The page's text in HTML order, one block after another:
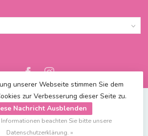
2026 Blossify| Powered by
unserer Webseite stimmen Sie dem
zur Verbesserung dieser Seite zu.
Nachricht Ausblenden
beachten Sie bitte unsere
Datenschutzerklärung. »